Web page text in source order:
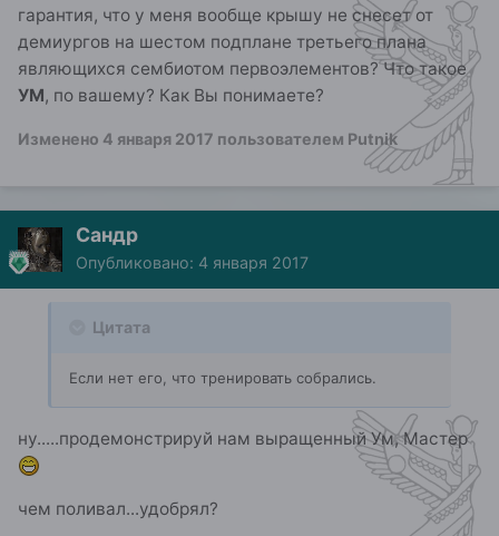
гарантия, что у меня вообще крышу не снесет от
демиургов на шестом подплане третьего плана
являющихся сембиотом первоэлементов? Что такое
УМ, по вашему? Как Вы понимаете?
Изменено 4 января 2017 пользователем Putnik
Сандр
Опубликовано: 4 января 2017
Цитата
Если нет его, что тренировать собрались.
ну.....продемонстрируй нам выращенный Ум, Мастер
чем поливал...удобрял?